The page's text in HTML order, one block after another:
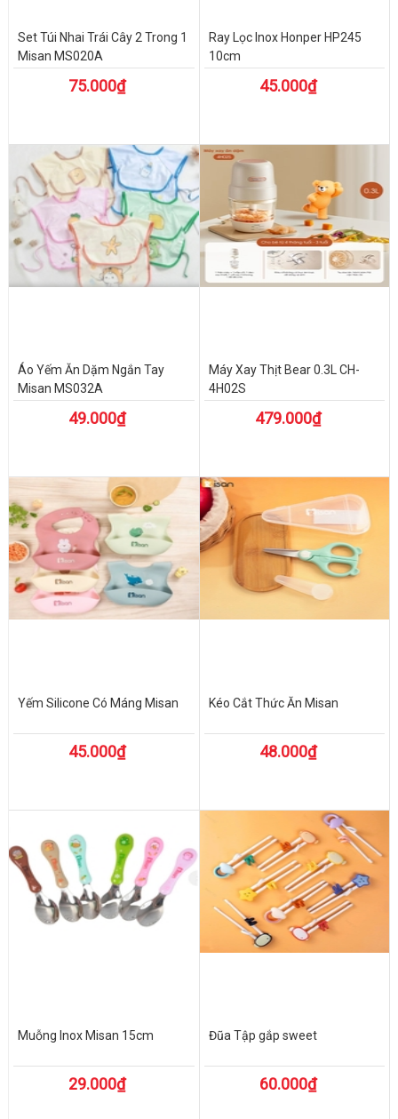
Set Túi Nhai Trái Cây 2 Trong 1
Misan MS020A
75.000₫
Ray Lọc Inox Honper HP245
10cm
45.000₫
Áo Yếm Ăn Dặm Ngắn Tay
Misan MS032A
49.000₫
Máy Xay Thịt Bear 0.3L CH-
4H02S
479.000₫
Yếm Silicone Có Máng Misan
45.000₫
Kéo Cắt Thức Ăn Misan
48.000₫
Muỗng Inox Misan 15cm
29.000₫
Đũa Tập gắp sweet
60.000₫